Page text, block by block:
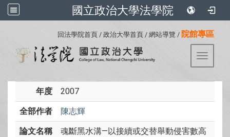
國立政治大學法學院
回法學院首頁 / 政治大學首頁 / 網站導覽 / 院館專區
Toggle
年度 2007
全部作者 陳志輝
論文名稱
魂斷黑水溝—以接續或交替舉動侵害數高